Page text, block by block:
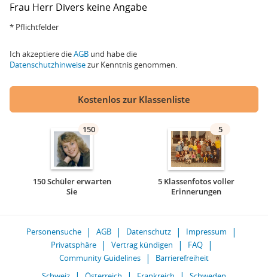
Frau Herr Divers keine Angabe
* Pflichtfelder
Ich akzeptiere dieAGB und habe die
Datenschutzhinweisezur Kenntnis genommen.
Kostenlos zur Klassenliste
150
150 Schüler erwarten
Sie
5
5 Klassenfotos voller
Erinnerungen
Personensuche AGB Datenschutz
Impressum
Privatsphäre
Vertrag kündigen
FAQ
Community Guidelines
Barrierefreiheit